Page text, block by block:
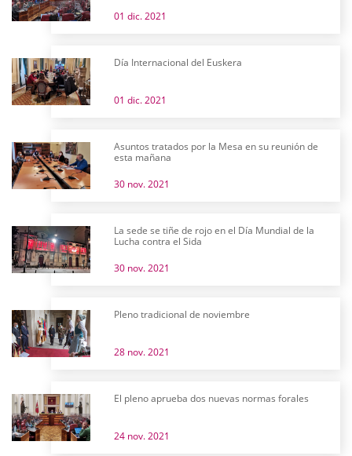
01 dic. 2021
Día Internacional del Euskera
01 dic. 2021
Asuntos tratados por la Mesa en su reunión de
esta mañana
30 nov. 2021
La sede se tiñe de rojo en el Día Mundial de la
Lucha contra el Sida
30 nov. 2021
Pleno tradicional de noviembre
28 nov. 2021
El pleno aprueba dos nuevas normas forales
24 nov. 2021